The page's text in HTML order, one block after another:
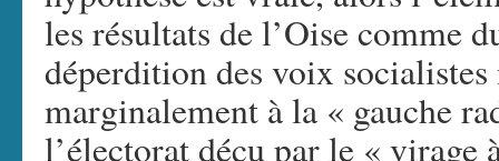
les résultats de l’Oise comme
déperdition des voix
marginalement à la « gauche
l’électorat déçu par le « virage